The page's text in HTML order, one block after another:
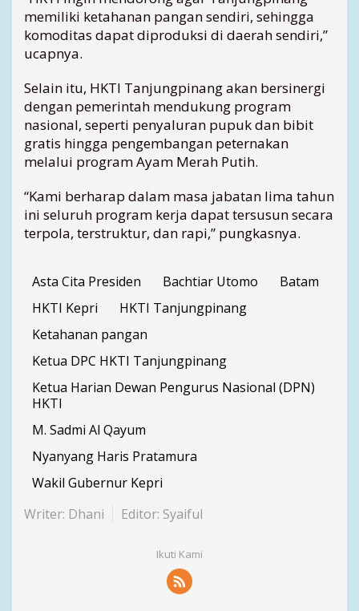
memiliki ketahanan pangan sendiri, sehingga
komoditas dapat diproduksi di daerah sendiri,”
ucapnya.
Selain itu, HKTI Tanjungpinang akan bersinergi
dengan pemerintah mendukung program
nasional, seperti penyaluran pupuk dan bibit
gratis hingga pengembangan peternakan
melalui program Ayam Merah Putih.
“Kami berharap dalam masa jabatan lima tahun
ini seluruh program kerja dapat tersusun secara
terpola, terstruktur, dan rapi,” pungkasnya.
Asta Cita Presiden Bachtiar Utomo
Batam
HKTI Kepri
HKTI Tanjungpinang
Ketahanan pangan
Ketua DPC HKTI Tanjungpinang
Ketua Harian Dewan Pengurus Nasional (DPN)
HKTI
M. Sadmi Al Qayum
Nyanyang Haris Pratamura
Wakil Gubernur Kepri
Writer: Dhani
Editor: Syaiful
Ikuti Kami